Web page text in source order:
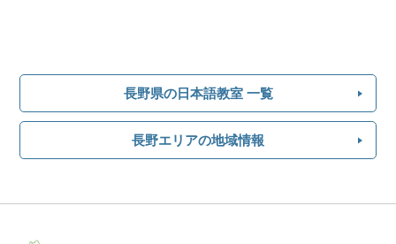
長野県の日本語教室 一覧
長野エリアの地域情報